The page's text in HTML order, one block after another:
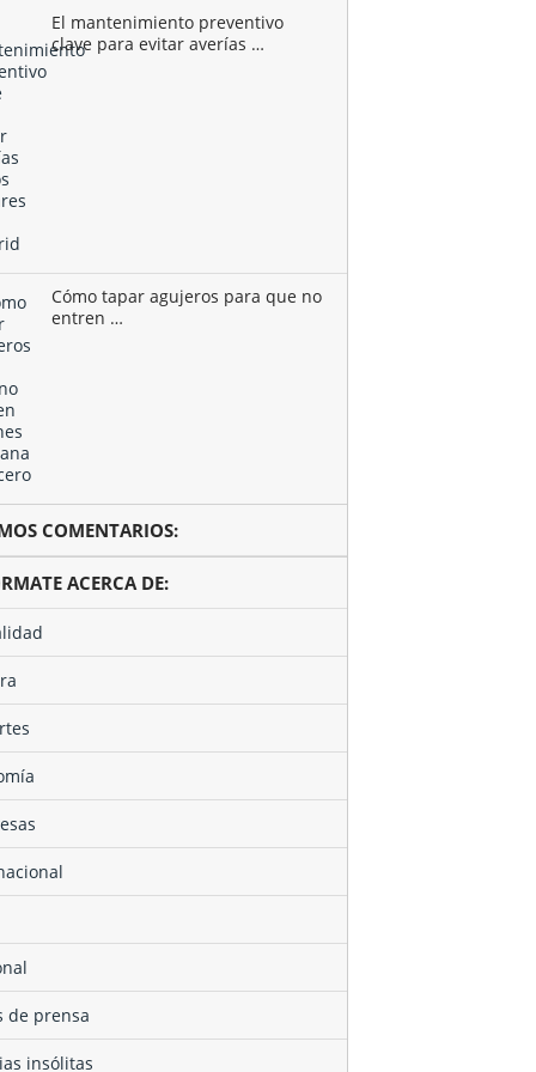
El mantenimiento preventivo
clave para evitar averías …
Cómo tapar agujeros para que no
entren …
COMENTARIOS:
ACERCA DE:
de prensa
insólitas